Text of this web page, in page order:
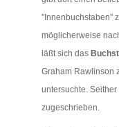
"Innenbuchstaben"
möglicherweise
läßt sich das
Graham Rawlinson
untersuchte.
zugeschrieben.